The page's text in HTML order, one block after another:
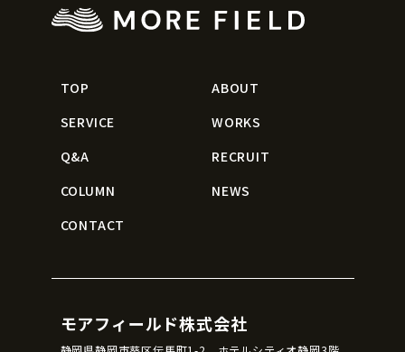
TOP
ABOUT
SERVICE
WORKS
Q&A
RECRUIT
COLUMN
NEWS
CONTACT
モアフィールド株式会社